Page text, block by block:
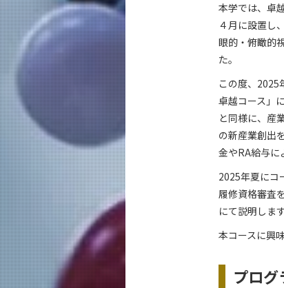
本学では、卓
４月に設置し
眼的・俯瞰的
た。
この度、2025
卓越コース」
と同様に、産
の新産業創出
金やRA給与に
2025年夏にコ
履修資格審査
にて説明します
本コースに興
プログ